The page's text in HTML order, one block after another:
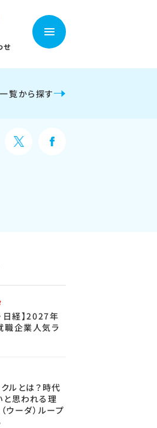
せ
一覧から探す
日経】2027年
職企業人気ラ
ルとは？時代
思われる理
ウーダ）ループ